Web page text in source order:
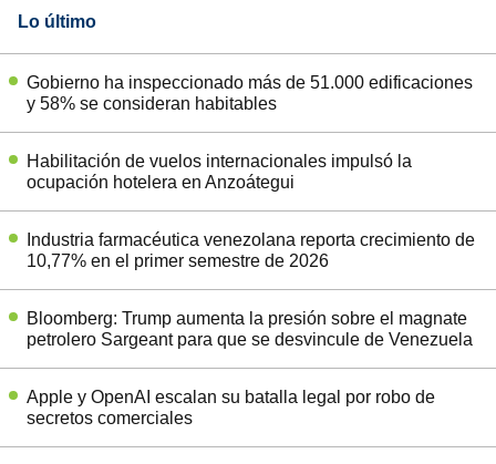
Lo último
Gobierno ha inspeccionado más de 51.000 edificaciones
y 58% se consideran habitables
Habilitación de vuelos internacionales impulsó la
ocupación hotelera en Anzoátegui
Industria farmacéutica venezolana reporta crecimiento de
10,77% en el primer semestre de 2026
Bloomberg: Trump aumenta la presión sobre el magnate
petrolero Sargeant para que se desvincule de Venezuela
Apple y OpenAI escalan su batalla legal por robo de
secretos comerciales